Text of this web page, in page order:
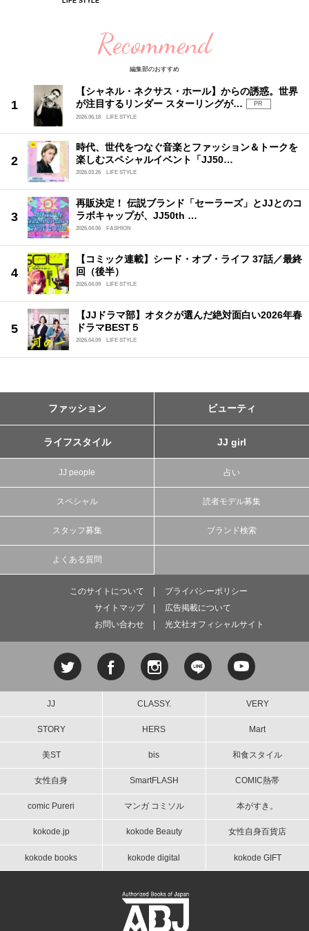
Recommend
編集部のおすすめ
【シャネル・ネクサス・ホール】からの誘惑。世界
が注目するリンダー スターリングが…
PR
2026.06.18
LIFE STYLE
時代、世代をつなぐ音楽とファッション＆トークを
楽しむスペシャルイベント「JJ50…
2026.03.26 LIFE STYLE
再販決定！ 伝説ブランド「セーラーズ」とJJとのコ
ラボキャップが、JJ50th …
2026.04.06 FASHION
【コミック連載】シード・オブ・ライフ 37話／最終
回（後半）
2026.04.09 LIFE STYLE
【JJドラマ部】オタクが選んだ絶対面白い2026年春
ドラマBEST５
2026.04.09 LIFE STYLE
ファッション ビューティ
ライフスタイル JJ girl
JJ people 占い
スペシャル 読者モデル募集
スタッフ募集 ブランド検索
よくある質問
このサイトについて
プライバシーポリシー
サイトマップ
広告掲載について
お問い合わせ
光文社オフィシャルサイト
JJ CLASSY. VERY
STORY HERS Mart
美ST bis 和食スタイル
女性自身 SmartFLASH COMIC熱帯
comic Pureri マンガ コミソル 本がすき。
kokode.jp kokode Beauty 女性自身百貨店
kokode books kokode digital kokode GIFT